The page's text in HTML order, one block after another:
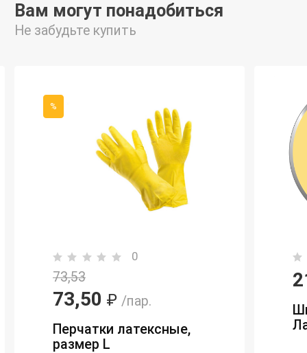
Вам могут понадобиться
Не забудьте купить
%
0
73,53
73,50 ₽ /пар.
Перчатки латексные,
размер L